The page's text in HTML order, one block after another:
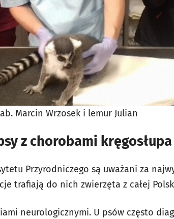
Marcin Wrzosek i lemur Julian
z chorobami kręgosłupa
Przyrodniczego są uważani za
trafiają do nich zwierzęta z całej
neurologicznymi. U psów często